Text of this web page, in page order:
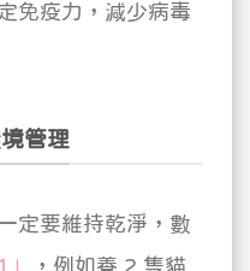
免疫力，減少病毒
管理
定要維持乾淨，數
，例如養 2 隻貓